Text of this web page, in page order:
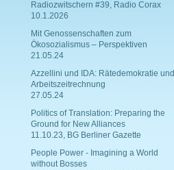
Radiozwitschern #39, Radio Corax
10.1.2026
Mit Genossenschaften zum
Ökosozialismus – Perspektiven
21.05.24
Azzellini und IDA: Rätedemokratie und
Arbeitszeitrechnung
27.05.24
Politics of Translation: Preparing the
Ground for New Alliances
11.10.23, BG Berliner Gazette
People Power - Imagining a World
without Bosses